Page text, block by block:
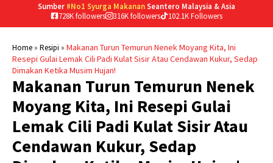
Sumber #No1 Syurga MakananSeantero Malaysia & Asia
728K followers
316K followers 102.1K Followers
Home» Resipi » Makanan Turun Temurun Nenek Moyang Kita, Ini
Resepi Gulai Lemak Cili Padi Kulat Sisir Atau Cendawan Kukur, Sedap
Dimakan Ketika Musim Hujan!
Makanan Turun Temurun Nenek
Moyang Kita, Ini Resepi Gulai
Lemak Cili Padi Kulat Sisir Atau
Cendawan Kukur, Sedap